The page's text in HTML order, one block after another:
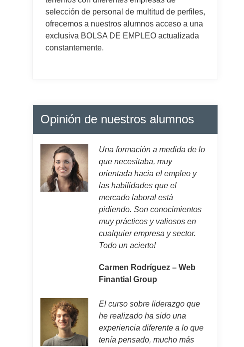
selección de personal de multitud de perfiles,
ofrecemos a nuestros alumnos acceso a una
exclusiva BOLSA DE EMPLEO actualizada
constantemente.
Opinión de nuestros alumnos
Una formación a medida de lo
que necesitaba, muy
orientada hacia el empleo y
las habilidades que el
mercado laboral está
pidiendo. Son conocimientos
muy prácticos y valiosos en
cualquier empresa y sector.
Todo un acierto!
Carmen Rodríguez – Web
Finantial Group
El curso sobre liderazgo que
he realizado ha sido una
experiencia diferente a lo que
tenía pensado, mucho más